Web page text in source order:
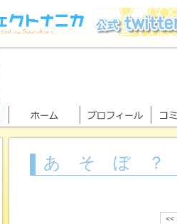
あ そ ぼ ？
<<